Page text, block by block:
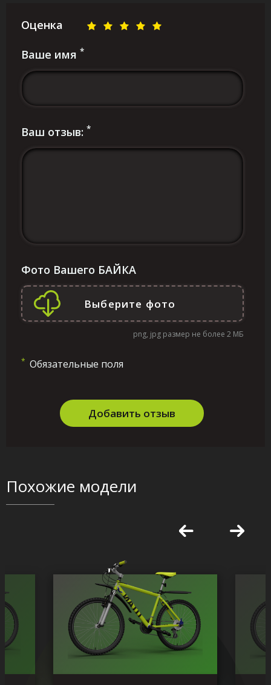
Оценка
Ваше имя *
Ваш отзыв: *
Фото Вашего БАЙКА
png, jpg размер не более 2 МБ
* Обязательные поля
Добавить отзыв
Похожие модели